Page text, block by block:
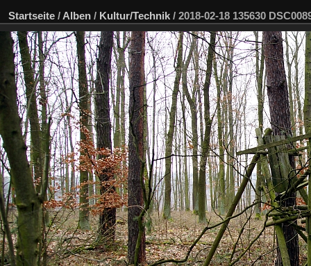
Startseite / Alben / Kultur/Technik / 2018-02-18 135630